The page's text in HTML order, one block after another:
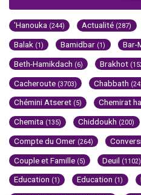
'Hanouka (244) Actualité (287)
Balak (1) Bamidbar (1) Bar-
Beth-Hamikdach (6) Brakhot
Cacheroute (3703) Chabbath
Chémini Atseret (5) Chemirat
Chemita (135) Chiddoukh (200)
Compte du Omer (264)
Couple et Famille (5) Deuil (1102)
Education (1) Education (1)